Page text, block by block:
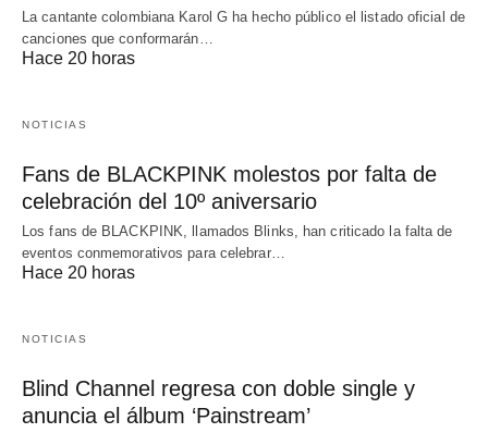
La cantante colombiana Karol G ha hecho público el listado oficial de
canciones que conformarán…
Hace 20 horas
NOTICIAS
Fans de BLACKPINK molestos por falta de
celebración del 10º aniversario
Los fans de BLACKPINK, llamados Blinks, han criticado la falta de
eventos conmemorativos para celebrar…
Hace 20 horas
NOTICIAS
Blind Channel regresa con doble single y
anuncia el álbum ‘Painstream’